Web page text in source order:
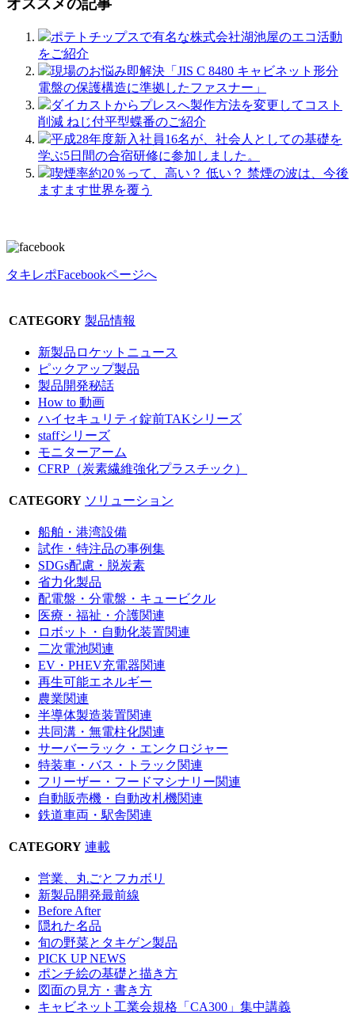
オススメの記事
ポテトチップスで有名な株式会社湖池屋のエコ活動
をご紹介
現場のお悩み即解決「JIS C 8480 キャビネット形分
電盤の保護構造に準拠したファスナー」
ダイカストからプレスへ製作方法を変更してコスト
削減 ねじ付平型蝶番のご紹介
平成28年度新入社員16名が、社会人としての基礎を
学ぶ5日間の合宿研修に参加しました。
喫煙率約20％って、高い？ 低い？ 禁煙の波は、今後
ますます世界を覆う
タキレポFacebookページへ
CATEGORY 製品情報
新製品ロケットニュース
ピックアップ製品
製品開発秘話
How to 動画
ハイセキュリティ錠前TAKシリーズ
staffシリーズ
モニターアーム
CFRP（炭素繊維強化プラスチック）
CATEGORY ソリューション
船舶・港湾設備
試作・特注品の事例集
SDGs配慮・脱炭素
省力化製品
配電盤・分電盤・キュービクル
医療・福祉・介護関連
ロボット・自動化装置関連
二次電池関連
EV・PHEV充電器関連
再生可能エネルギー
農業関連
半導体製造装置関連
共同溝・無電柱化関連
サーバーラック・エンクロジャー
特装車・バス・トラック関連
フリーザー・フードマシナリー関連
自動販売機・自動改札機関連
鉄道車両・駅舎関連
CATEGORY 連載
営業、丸ごとフカボリ
新製品開発最前線
Before After
隠れた名品
旬の野菜とタキゲン製品
PICK UP NEWS
ポンチ絵の基礎と描き方
図面の見方・書き方
キャビネット工業会規格「CA300」集中講義